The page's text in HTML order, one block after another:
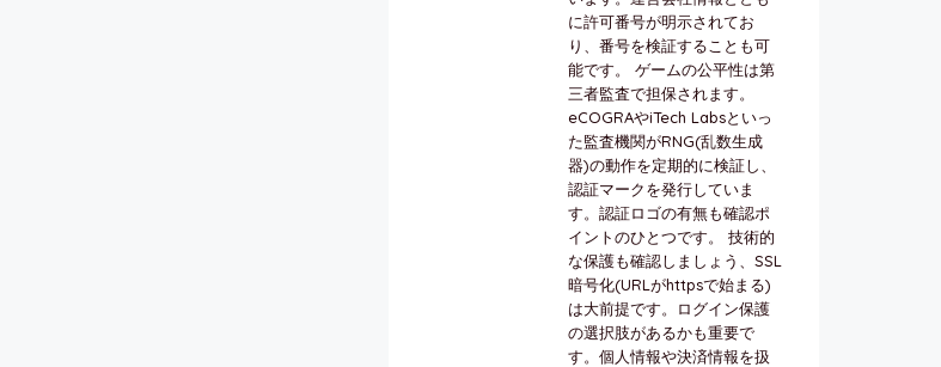
に許可番号が明示されてお
り、番号を検証することも可
能です。 ゲームの公平性は第
三者監査で担保されます。
eCOGRAやiTech Labsといっ
た監査機関がRNG(乱数生成
器)の動作を定期的に検証し、
認証マークを発行していま
す。認証ロゴの有無も確認ポ
イントのひとつです。 技術的
な保護も確認しましょう、SSL
暗号化(URLがhttpsで始まる)
は大前提です。ログイン保護
の選択肢があるかも重要で
す。個人情報や決済情報を扱